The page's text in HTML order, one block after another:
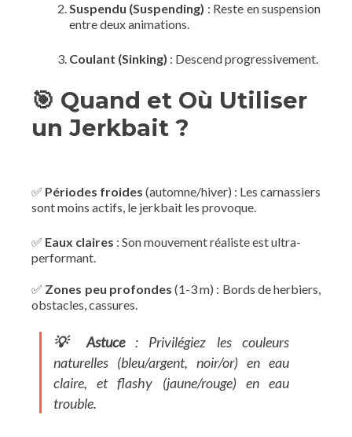
Suspendu (Suspending) : Reste en suspension
entre deux animations.
Coulant (Sinking) : Descend progressivement.
🎯 Quand et Où Utiliser
un Jerkbait ?
✅ Périodes froides (automne/hiver) : Les carnassiers
sont moins actifs, le jerkbait les provoque.
✅ Eaux claires : Son mouvement réaliste est ultra-
performant.
✅ Zones peu profondes (1-3 m) : Bords de herbiers,
obstacles, cassures.
💡 Astuce: Privilégiez les couleurs
naturelles (bleu/argent, noir/or) en eau
claire, et flashy (jaune/rouge) en eau
trouble.